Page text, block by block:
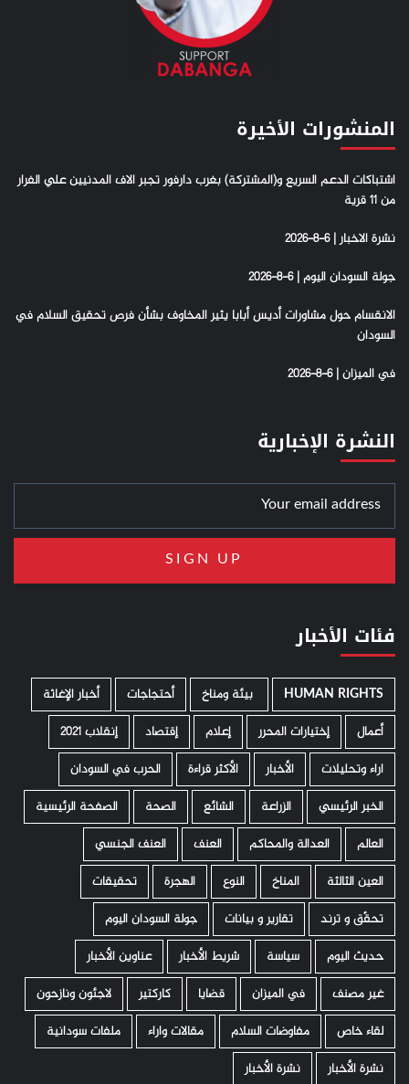
المنشورات الأخيرة
اشتباكات الدعم السريع و(المشتركة) بغرب دارفور تجبر الاف المدنيين علي الفرار
من 11 قرية
نشرة الاخبار | 6-8-2026
جولة السودان اليوم | 6-8-2026
الانقسام حول مشاورات أديس أبابا يثير المخاوف بشأن فرص تحقيق السلام في
السودان
في الميزان | 6-8-2026
النشرة الإخبارية
فئات الأخبار
HUMAN RIGHTS ­ بيئة ومناخ أحتجاجات
أخبار الإغاثة
أعمال
إختيارات المحرر إعلام إقتصاد
إنقلاب 2021
اراء وتحليلات
الأخبار الأكثر قراءة
الحرب في السودان
الخبر الرئيسي
الزراعة الشائع الصحة
الصفحة الرئيسية
العالم
العدالة والمحاكم العنف
العنف الجنسي
العين الثالثة
المناخ النوع الهجرة
تحقيقات
تحقّق و ترند
تقارير و بيانات
جولة السودان اليوم
حديث اليوم
سياسة شريط الأخبار
عناوين الأخبار
غير مصنف
في الميزان قضايا كاركتير
لاجئون ونازحون
لقاء خاص
مفاوضات السلام مقالات واراء
ملفات سودانية
نشرة الأخبار
نشرة الأخبار